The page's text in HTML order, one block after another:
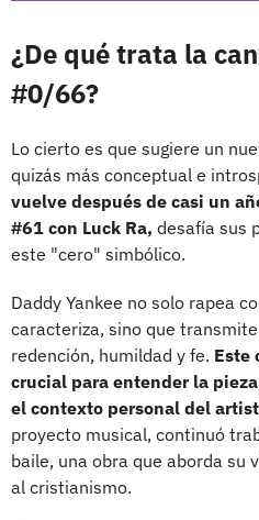
¿De qué trata la
#0/66?
Lo cierto es que sugiere un
quizás más conceptual e
vuelve después de casi un
#61 con Luck Ra, desafía sus
este "cero" simbólico.
Daddy Yankee no solo rapea
caracteriza, sino que
redención, humildad y fe. Este
crucial para entender la
el contexto personal del
proyecto musical, continuó
baile, una obra que aborda su
al cristianismo.